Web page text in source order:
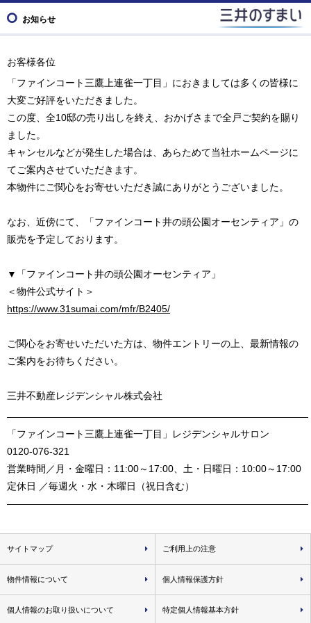
お知らせ
お客様各位
「ファインコート三鷹上連雀一丁目」におきましては多くの皆様に
大変ご好評をいただきました。
この度、全10邸の売り出しを終え、おかげさまで全戸ご契約を賜り
ました。
キャンセルなどが発生した場合は、あらためて当社ホームページに
てご案内させていただきます。
本物件にご関心をお寄せいただき誠にありがとうございました。
なお、近傍にて、「ファインコート井の頭公園オーセンティア」の
販売を予定しております。
▼「ファインコート井の頭公園オーセンティア」
＜物件公式サイト＞
https://www.31sumai.com/mfr/B2405/
ご関心をお寄せいただいた方は、物件エントリーの上、最新情報の
ご案内をお待ちください。
三井不動産レジデンシャル株式会社
―――――――――――――――――――――――――――――――
「ファインコート三鷹上連雀一丁目」レジデンシャルサロン
0120-076-321
営業時間／月・金曜日：11:00～17:00、土・日曜日：10:00～17:00
定休日 ／毎週火・水・木曜日（祝日含む）
―――――――――――――――――――――――――――――――
サイトマップ ご利用上の注意
物件情報について 個人情報保護方針
個人情報のお取り扱いについて 特定個人情報基本方針